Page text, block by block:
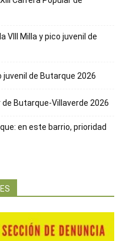
VIII Milla y pico juvenil de
juvenil de Butarque 2026
de Butarque-Villaverde 2026
en este barrio, prioridad